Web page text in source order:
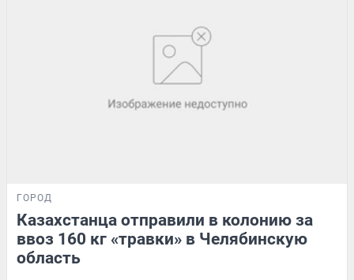
ГОРОД
Казахстанца отправили в колонию за
ввоз 160 кг «травки» в Челябинскую
область